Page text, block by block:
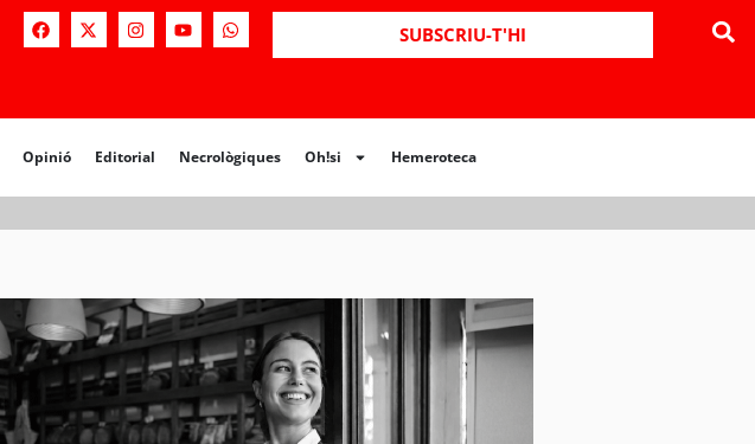
SUBSCRIU-T'HI
Opinió Editorial Necrològiques Oh!si Hemeroteca